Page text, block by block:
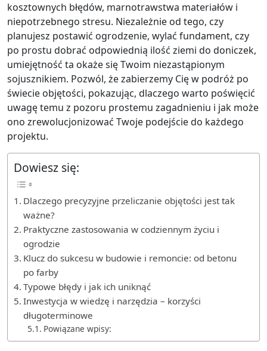
kosztownych błędów, marnotrawstwa materiałów i
niepotrzebnego stresu. Niezależnie od tego, czy
planujesz postawić ogrodzenie, wylać fundament, czy
po prostu dobrać odpowiednią ilość ziemi do doniczek,
umiejętność ta okaże się Twoim niezastąpionym
sojusznikiem. Pozwól, że zabierzemy Cię w podróż po
świecie objętości, pokazując, dlaczego warto poświęcić
uwagę temu z pozoru prostemu zagadnieniu i jak może
ono zrewolucjonizować Twoje podejście do każdego
projektu.
Dowiesz się:
Dlaczego precyzyjne przeliczanie objętości jest tak
ważne?
Praktyczne zastosowania w codziennym życiu i
ogrodzie
Klucz do sukcesu w budowie i remoncie: od betonu
po farby
Typowe błędy i jak ich uniknąć
Inwestycja w wiedzę i narzędzia – korzyści
długoterminowe
Powiązane wpisy: